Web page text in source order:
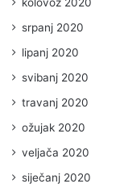
srpanj 2020
lipanj 2020
svibanj 2020
travanj 2020
ožujak 2020
veljača 2020
siječanj 2020